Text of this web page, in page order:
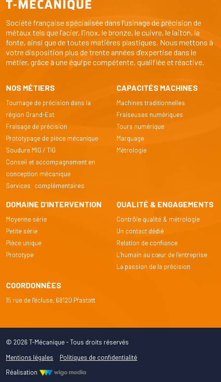
Société française spécialisée dans l’usinage de précision de
métaux tels que l’acier, l’inox, le bronze, le cuivre, le laiton, la
fonte, ainsi que de toutes matières plastiques. Nous mettons à
votre disposition plus de trente années d’expertise dans le
métier, grâce à une équipe compétente, qualifiée et réactive.
NOS MÉTIERS
Tournage de précision dans la
région Grand-Est
Fraisage de précision
Prototypage de pièce mécanique
Soudure MIG / TIG
Conseil et accompagnement en
conception mécanique
Services complémentaires
CAPACITÉS MACHINES
Machines traditionnelles
Fraiseuses numériques
Tours numérique
Marquage
Métrologie
DOMAINE D’INTERVENTION
Moyenne série
Petite série
Pièce unique
Prototype
QUALITÉ & ENGAGEMENTS
Contrôle qualité & métrologie
Un contact dédié
Relation de confiance
L’humain au cœur de l’entreprise
La passion de la précision
COORDONNÉES
15 rue de l’écluse, 68120 Pfastatt
© 2026 T-Mécanique - Tous droits réservés
Mentions légales
Politiques de confidentialité
Réalisation